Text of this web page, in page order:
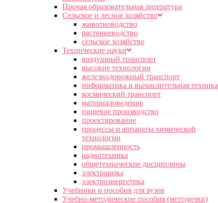
Прочая образовательная литература
Сельское и лесное хозяйство
животноводство
растениеводство
сельское хозяйство
Технические науки
воздушный транспорт
высокие технологии
железнодорожный транспорт
информатика и вычислительная техника
космический транспорт
материаловедение
пищевое производство
проектирование
процессы и аппараты химической
технологии
промышленность
радиотехника
общетехнические дисциплины
электроника
электроэнергетика
Учебники и пособия для вузов
Учебно-методические пособия (методички)